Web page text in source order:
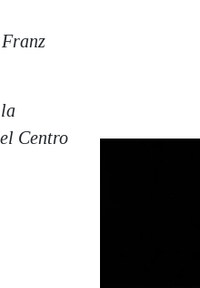
Centro